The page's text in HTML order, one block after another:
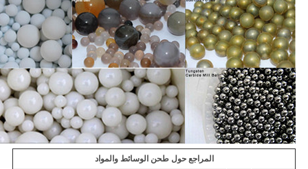
المراجع حول طحن الوسائط والمواد